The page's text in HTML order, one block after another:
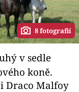
8 fotografií
koně.
Draco Malfoy